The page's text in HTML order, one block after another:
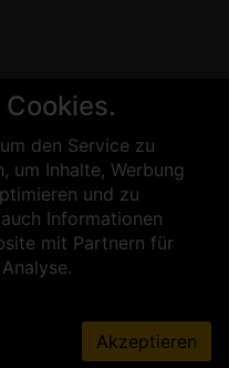
den Service zu
um Inhalte, Werbung
und zu
Informationen
mit Partnern für
Akzeptieren